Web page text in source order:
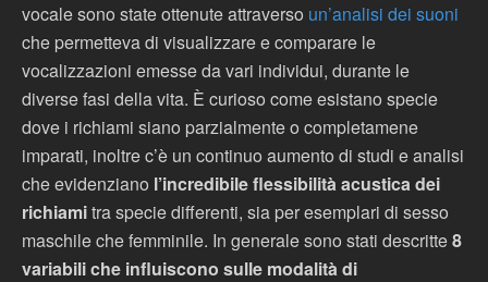
vocale sono state ottenute attraverso un’analisi dei suoni
che permetteva di visualizzare e comparare le
vocalizzazioni emesse da vari individui, durante le
diverse fasi della vita. È curioso come esistano specie
dove i richiami siano parzialmente o completamene
imparati, inoltre c’è un continuo aumento di studi e analisi
che evidenziano l’incredibile flessibilità acusticadei
richiamitra specie differenti, sia per esemplari di sesso
maschile che femminile. In generale sono stati descritte8
variabili che influiscono sulle modalità di